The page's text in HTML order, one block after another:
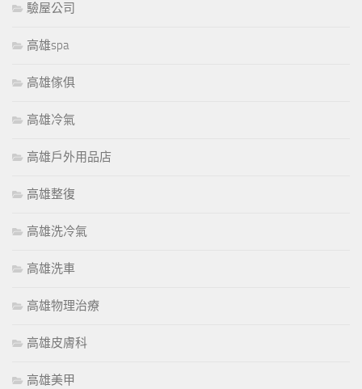
驗屋公司
高雄spa
高雄傢俱
高雄冷氣
高雄戶外用品店
高雄整復
高雄洗冷氣
高雄洗車
高雄物理治療
高雄皮膚科
高雄美甲